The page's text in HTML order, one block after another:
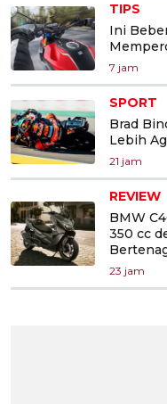
TIPS
Ini
7 jam
SPORT
Brad
Lebih
21 jam
REVIEW
BMW
350 cc
23 jam